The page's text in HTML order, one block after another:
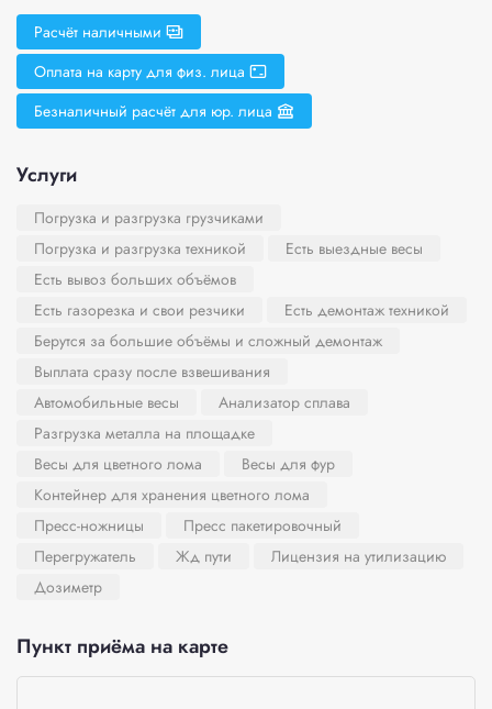
Расчёт наличными
Оплата на карту для физ. лица
Безналичный расчёт для юр. лица
Услуги
Погрузка и разгрузка грузчиками
Погрузка и разгрузка техникой
Есть выездные весы
Есть вывоз больших объёмов
Есть газорезка и свои резчики
Есть демонтаж техникой
Берутся за большие объёмы и сложный демонтаж
Выплата сразу после взвешивания
Автомобильные весы
Анализатор сплава
Разгрузка металла на площадке
Весы для цветного лома
Весы для фур
Контейнер для хранения цветного лома
Пресс-ножницы
Пресс пакетировочный
Перегружатель
Жд пути
Лицензия на утилизацию
Дозиметр
Пункт приёма на карте